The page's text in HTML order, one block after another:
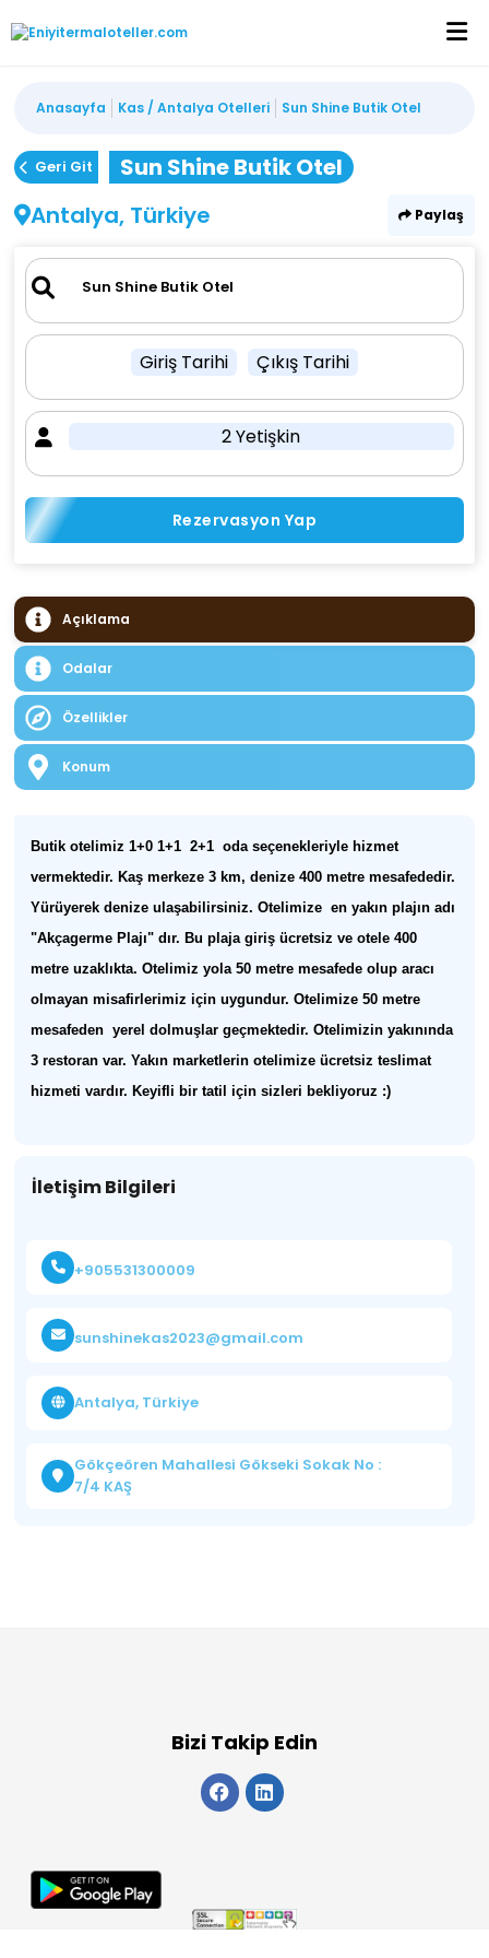
Anasayfa Kas / Antalya Otelleri Sun Shine Butik Otel
Geri Git
Sun Shine Butik Otel
Antalya, Türkiye
Paylaş
Giriş Tarihi Çıkış Tarihi
2 Yetişkin
Rezervasyon Yap
Açıklama
Odalar
Özellikler
Konum
Butik otelimiz 1+0 1+1 2+1 oda seçenekleriyle hizmet
vermektedir. Kaş merkeze 3 km, denize 400 metre mesafededir.
Yürüyerek denize ulaşabilirsiniz. Otelimize en yakın plajın adı
"Akçagerme Plajı" dır. Bu plaja giriş ücretsiz ve otele 400
metre uzaklıkta. Otelimiz yola 50 metre mesafede olup aracı
olmayan misafirlerimiz için uygundur. Otelimize 50 metre
mesafeden yerel dolmuşlar geçmektedir. Otelimizin yakınında
3 restoran var. Yakın marketlerin otelimize ücretsiz teslimat
hizmeti vardır. Keyifli bir tatil için sizleri bekliyoruz :)
İletişim Bilgileri
+905531300009
sunshinekas2023@gmail.com
Antalya, Türkiye
Gökçeören Mahallesi Gökseki Sokak No :
7/4 KAŞ
Bizi Takip Edin